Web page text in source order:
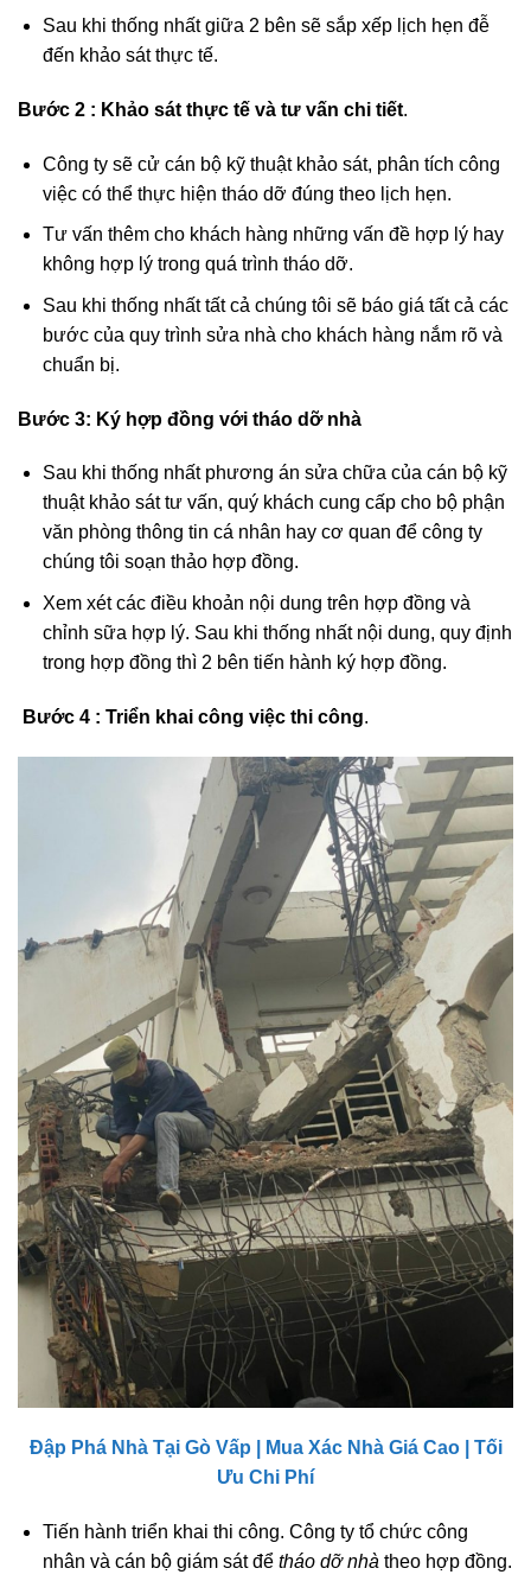
Sau khi thống nhất giữa 2 bên sẽ sắp xếp lịch hẹn đễ
đến khảo sát thực tế.
Bước 2 : Khảo sát thực tế và tư vấn chi tiết
Công ty sẽ cử cán bộ kỹ thuật khảo sát, phân tích công
việc có thể thực hiện tháo dỡ đúng theo lịch hẹn.
Tư vấn thêm cho khách hàng những vấn đề hợp lý hay
không hợp lý trong quá trình tháo dỡ.
Sau khi thống nhất tất cả chúng tôi sẽ báo giá tất cả các
bước của quy trình sửa nhà cho khách hàng nắm rõ và
chuẩn bị.
Bước 3: Ký hợp đồng với tháo dỡ nhà
Sau khi thống nhất phương án sửa chữa của cán bộ kỹ
thuật khảo sát tư vấn, quý khách cung cấp cho bộ phận
văn phòng thông tin cá nhân hay cơ quan để công ty
chúng tôi soạn thảo hợp đồng.
Xem xét các điều khoản nội dung trên hợp đồng và
chỉnh sữa hợp lý. Sau khi thống nhất nội dung, quy định
trong hợp đồng thì 2 bên tiến hành ký hợp đồng.
Bước 4 : Triển khai công việc thi công
Đập Phá Nhà Tại Gò Vấp | Mua Xác Nhà Giá Cao | Tối
Ưu Chi Phí
Tiến hành triển khai thi công. Công ty tổ chức công
nhân và cán bộ giám sát để tháo dỡ nhà theo hợp đồng.